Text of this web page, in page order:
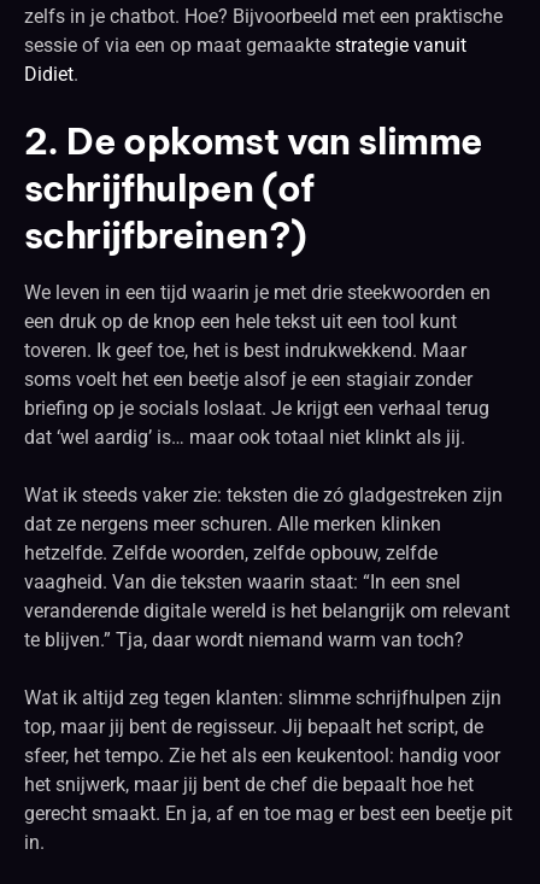
zelfs in je chatbot. Hoe? Bijvoorbeeld met een praktische
sessie of via een op maat gemaakte strategie vanuit
Didiet.
2. De opkomst van slimme
schrijfhulpen (of
schrijfbreinen?)
We leven in een tijd waarin je met drie steekwoorden en
een druk op de knop een hele tekst uit een tool kunt
toveren. Ik geef toe, het is best indrukwekkend. Maar
soms voelt het een beetje alsof je een stagiair zonder
briefing op je socials loslaat. Je krijgt een verhaal terug
dat ‘wel aardig’ is… maar ook totaal niet klinkt als jij.
Wat ik steeds vaker zie: teksten die zó gladgestreken zijn
dat ze nergens meer schuren. Alle merken klinken
hetzelfde. Zelfde woorden, zelfde opbouw, zelfde
vaagheid. Van die teksten waarin staat: “In een snel
veranderende digitale wereld is het belangrijk om relevant
te blijven.” Tja, daar wordt niemand warm van toch?
Wat ik altijd zeg tegen klanten: slimme schrijfhulpen zijn
top, maar jij bent de regisseur. Jij bepaalt het script, de
sfeer, het tempo. Zie het als een keukentool: handig voor
het snijwerk, maar jij bent de chef die bepaalt hoe het
gerecht smaakt. En ja, af en toe mag er best een beetje pit
in.